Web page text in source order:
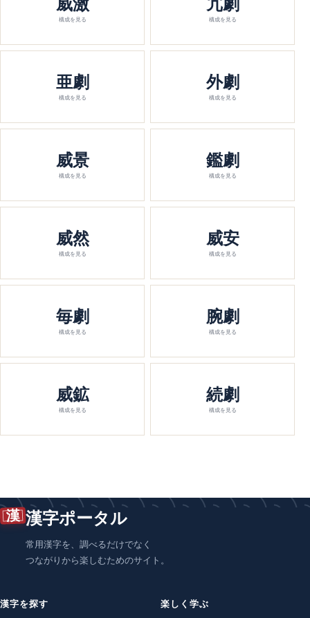
威激
構成を見る
冗劇
構成を見る
亜劇
構成を見る
外劇
構成を見る
威景
構成を見る
鑑劇
構成を見る
威然
構成を見る
威安
構成を見る
毎劇
構成を見る
腕劇
構成を見る
威鉱
構成を見る
続劇
構成を見る
漢 漢字ポータル
常用漢字を、調べるだけでなく
つながりから楽しむためのサイト。
漢字を探す 楽しく学ぶ